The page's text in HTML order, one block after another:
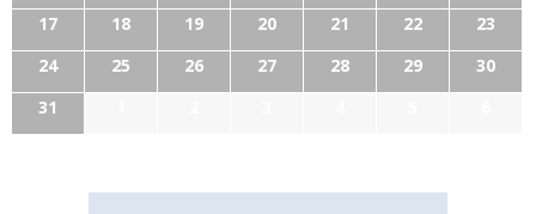
17
18 19 20 21 22
23
24
25 26 27 28 29
30
31